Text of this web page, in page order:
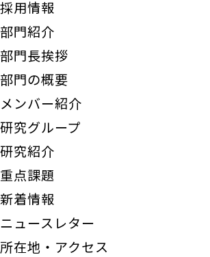
採用情報
部門紹介
部門長挨拶
部門の概要
メンバー紹介
研究グループ
研究紹介
重点課題
新着情報
ニュースレター
所在地・アクセス